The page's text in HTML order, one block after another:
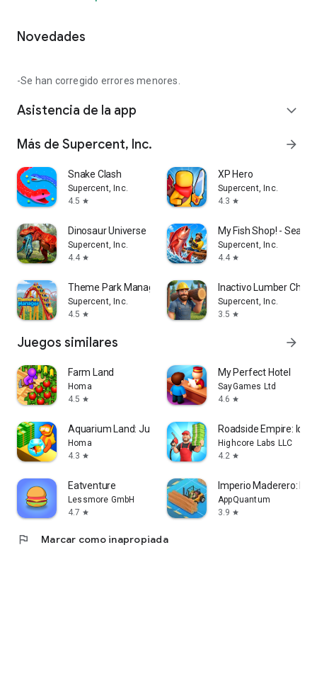
Novedades
-Se han corregido errores menores.
Asistencia de la app expand_more
Más de Supercent, Inc. arrow_forward
Snake Clash
Supercent, Inc.
4.5 star
XP Hero
Supercent, Inc.
4.3 star
Dinosaur Universe
Supercent, Inc.
4.4 star
My Fish Shop! -
Supercent, Inc.
4.4 star
Theme Park Manager
Supercent, Inc.
4.5 star
Inactivo Lumber
Supercent, Inc.
3.5 star
Juegos similares arrow_forward
Farm Land
Homa
4.5 star
My Perfect Hotel
SayGames Ltd
4.6 star
Aquarium Land: Juegos De Pesca
Homa
4.3 star
Roadside Empire: Idle
Highcore Labs LLC
4.2 star
Eatventure
Lessmore GmbH
4.7 star
Imperio Maderero:
AppQuantum
3.9 star
flag Marcar como inapropiada